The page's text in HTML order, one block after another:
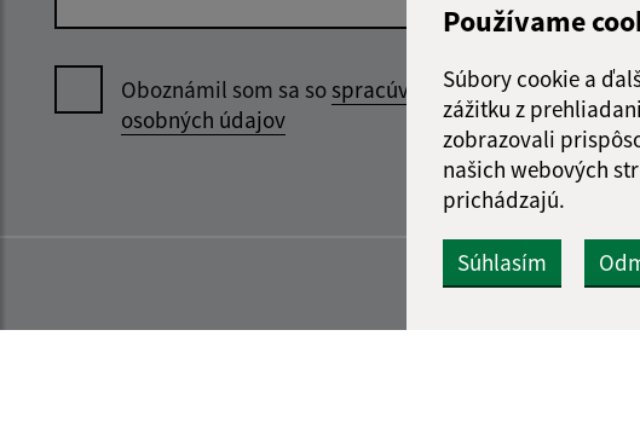
Používame
Súbory cookie a
zážitku z
zobrazovali
našich webových
prichádzajú.
Súhlasím
Oboznámil som sa sospracúvaním
osobných údajov
Google